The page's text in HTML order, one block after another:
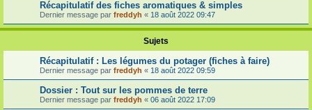
Récapitulatif des fiches aromatiques & simples
Dernier message par freddyh « 18 août 2022 09:47
Sujets
Récapitulatif : Les légumes du potager (fiches à faire)
Dernier message par freddyh « 18 août 2022 09:59
Dossier : Tout sur les pommes de terre
Dernier message par freddyh « 06 août 2022 17:09